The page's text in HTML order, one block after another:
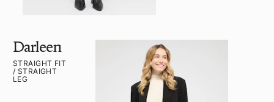
Darleen
STRAIGHT FIT
/ STRAIGHT
LEG